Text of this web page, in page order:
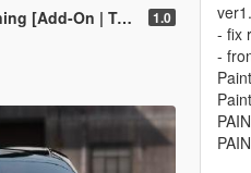
On | Tuning] 1.0
- fix
-